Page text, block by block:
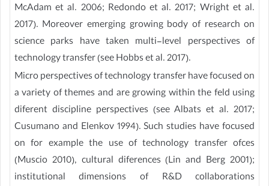
McAdam et al. 2006; Redondo et al. 2017; Wright et al.
2017). Moreover emerging growing body of research on
science parks have taken multi-level perspectives of
technology transfer (see Hobbs et al. 2017).
Micro perspectives of technology transfer have focused on
a variety of themes and are growing within the feld using
diferent discipline perspectives (see Albats et al. 2017;
Cusumano and Elenkov 1994). Such studies have focused
on for example the use of technology transfer ofces
(Muscio 2010), cultural diferences (Lin and Berg 2001);
institutional dimensions of R&D collaborations